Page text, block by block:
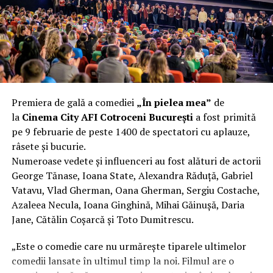
fier vechi a doua zi. Asta ca să fie clar de la început: nu
vorbim despre preferințe estetice, ci despre
funcționalitate reală.
Aluminiul, pe scurt: ușor,
rezistent la coroziune, dar cu
nuanțe
Aluminiul e materialul care apare primul în conversație
când cineva caută un pavilion ușor. Și pe bună dreptate.
Densitatea aluminiului e de aproximativ 2,7 g/cm³, față
de circa 7,8 g/cm³ pentru oțel. Practic, la un volum
identic, aluminiul cântărește cam o treime din greutatea
oțelului. Pentru oricine transportă, montează și
demontează frecvent o structură, diferența asta se
simte enorm.
Premiera de gală a comediei „În pielea mea” de
la Cinema City AFI Cotroceni Bucureștia fost primită
pe 9 februarie de peste 1400 de spectatori cu aplauze,
râsete și bucurie.
Numeroase vedete și influenceri au fost alături de actorii
George Tănase, Ioana State, Alexandra Răduță, Gabriel
Vatavu, Vlad Gherman, Oana Gherman, Sergiu Costache,
Azaleea Necula, Ioana Ginghină, Mihai Găinușă, Daria
Jane, Cătălin Coșarcă și Toto Dumitrescu.
„Este o comedie care nu urmărește tiparele ultimelor
comedii lansate în ultimul timp la noi. Filmul are o